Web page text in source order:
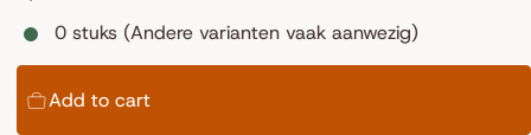
0 stuks (Andere varianten vaak aanwezig)
Add to cart